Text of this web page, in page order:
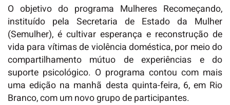
O objetivo do programa Mulheres Recomeçando,
instituído pela Secretaria de Estado da Mulher
(Semulher), é cultivar esperança e reconstrução de
vida para vítimas de violência doméstica, por meio do
compartilhamento mútuo de experiências e do
suporte psicológico. O programa contou com mais
uma edição na manhã desta quinta-feira, 6, em Rio
Branco, com um novo grupo de participantes.